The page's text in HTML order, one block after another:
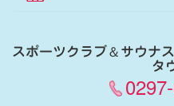
スポーツクラブ＆サウナ
タ